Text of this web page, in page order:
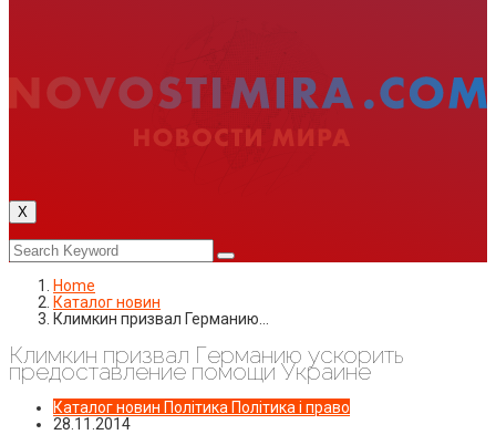
X
Home
Каталог новин
Климкин призвал Германию…
Климкин призвал Германию ускорить
предоставление помощи Украине
Каталог новин Політика Політика і право
28.11.2014